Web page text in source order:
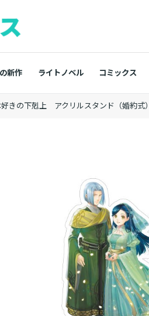
新作 ライトノベル コミックス
きの下剋上 アクリルスタンド（婚約式）